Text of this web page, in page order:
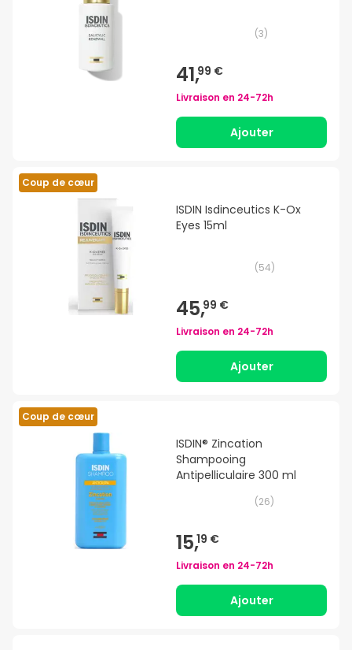
(3)
41,99 €
Livraison en 24-72h
Ajouter
Coup de cœur
ISDIN Isdinceutics K-Ox
Eyes 15ml
(54)
45,99 €
Livraison en 24-72h
Ajouter
Coup de cœur
ISDIN® Zincation
Shampooing
Antipelliculaire 300 ml
(26)
15,19 €
Livraison en 24-72h
Ajouter